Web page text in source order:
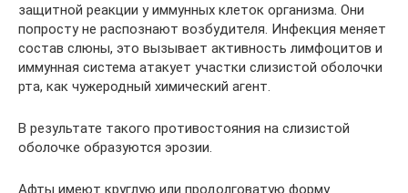
защитной реакции у иммунных клеток организма. Они
попросту не распознают возбудителя. Инфекция меняет
состав слюны, это вызывает активность лимфоцитов и
иммунная система атакует участки слизистой оболочки
рта, как чужеродный химический агент.
В результате такого противостояния на слизистой
оболочке образуются эрозии.
Афты имеют круглую или продолговатую форму